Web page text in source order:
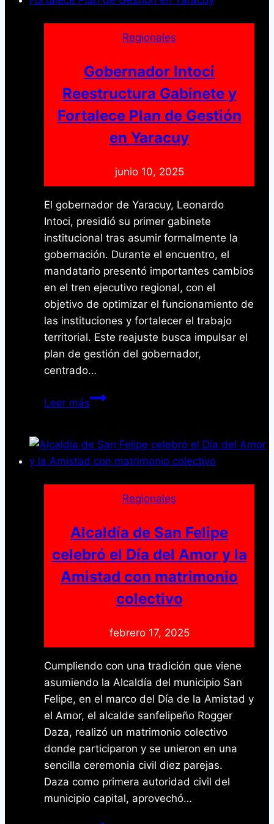
Intoci
Regionales
Gobernador Intoci
Reestructura Gabinete y
Fortalece Plan de Gestión
en Yaracuy
junio 10, 2025
El gobernador de Yaracuy, Leonardo
Intoci, presidió su primer gabinete
institucional tras asumir formalmente la
gobernación. Durante el encuentro, el
mandatario presentó importantes cambios
en el tren ejecutivo regional, con el
objetivo de optimizar el funcionamiento de
las instituciones y fortalecer el trabajo
territorial. Este reajuste busca impulsar el
plan de gestión del gobernador,
centrado…
Leer másGobernador
Gabinete
y
Gestión
en
Yaracuy
Regionales
Alcaldía de San Felipe
celebró el Día del Amor y la
Amistad con matrimonio
colectivo
febrero 17, 2025
Cumpliendo con una tradición que viene
asumiendo la Alcaldía del municipio San
Felipe, en el marco del Día de la Amistad y
el Amor, el alcalde sanfelipeño Rogger
Daza, realizó un matrimonio colectivo
donde participaron y se unieron en una
sencilla ceremonia civil diez parejas.
Daza como primera autoridad civil del
municipio capital, aprovechó…